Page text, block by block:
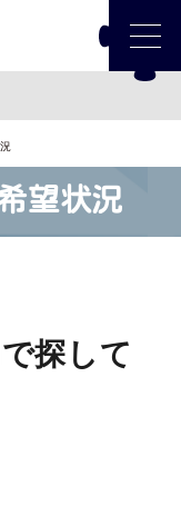
望状況
探して